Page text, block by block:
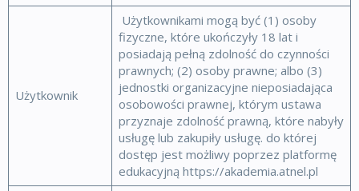
Użytkownik
Użytkownikami mogą być (1) osoby
fizyczne, które ukończyły 18 lat i
posiadają pełną zdolność do czynności
prawnych; (2) osoby prawne; albo (3)
jednostki organizacyjne nieposiadająca
osobowości prawnej, którym ustawa
przyznaje zdolność prawną, które nabyły
usługę lub zakupiły usługę. do której
dostęp jest możliwy poprzez platformę
edukacyjną https://akademia.atnel.pl